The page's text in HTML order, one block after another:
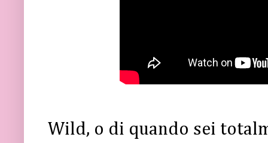
Wild, o di quando sei